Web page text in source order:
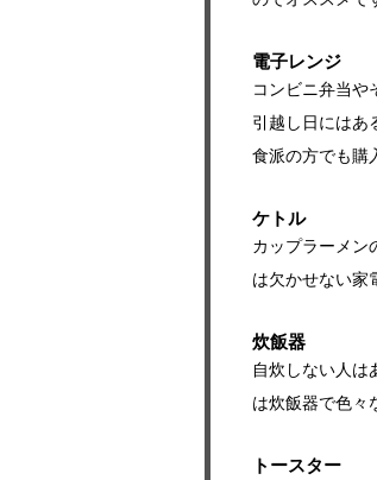
電子レンジ
コンビニ弁当や
引越し日にはあ
食派の方でも購
ケトル
カップラーメン
は欠かせない家
炊飯器
自炊しない人は
は炊飯器で色々
トースター